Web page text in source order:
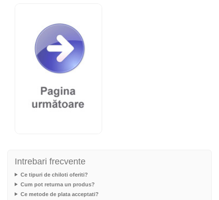
Intrebari frecvente
Ce tipuri de chiloti oferiti?
Cum pot returna un produs?
Ce metode de plata acceptati?